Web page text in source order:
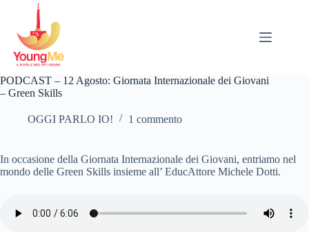
contenuto
PODCAST – 12 Agosto: Giornata Internazionale dei Giovani
– Green Skills
OGGI PARLO IO! 1 commento
In occasione della Giornata Internazionale dei Giovani, entriamo nel
mondo delle Green Skills insieme all’ EducAttore Michele Dotti.